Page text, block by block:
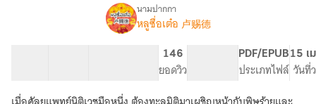
เรื่อง
วาท
เจ้า
สำนัก
นามปากกา
หลูซื่อเต๋อ 卢赐德
146
ยอดวิว
PDF/EPUB
ประเภทไฟล์
15 เ
วันที่